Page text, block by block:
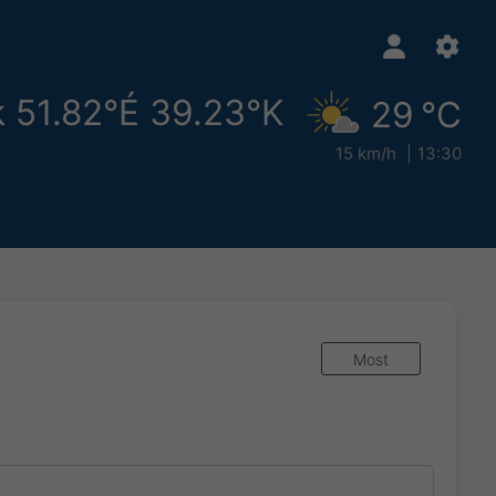
39.23°K 29 °C
15 km/h 13:30
Most